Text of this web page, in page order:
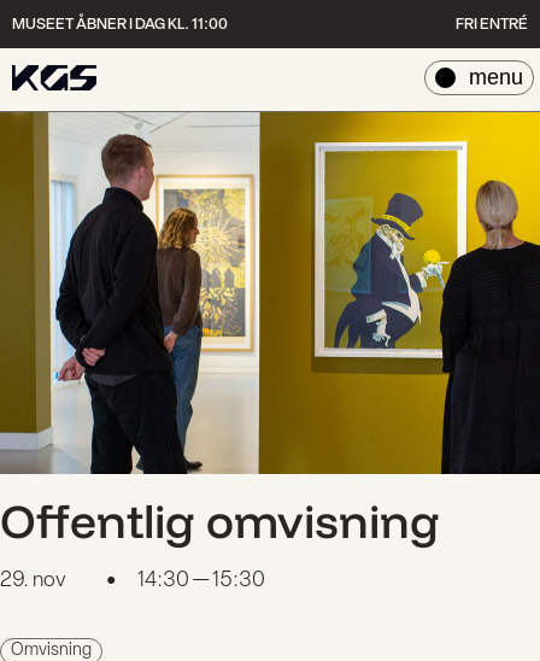
MUSEET ÅBNER I DAG KL. 11:00 FRI ENTRÉ
luk
menu
Offentlig omvisning
29. nov ● 14:30 — 15:30
Omvisning